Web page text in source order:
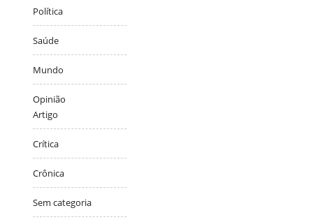
Política
Saúde
Mundo
Opinião
Artigo
Crítica
Crônica
Sem categoria